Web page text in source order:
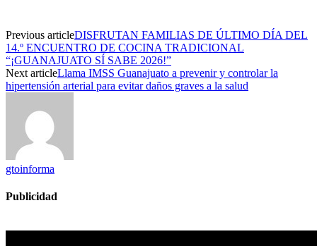
Previous articleDISFRUTAN FAMILIAS DE ÚLTIMO DÍA DEL
14.º ENCUENTRO DE COCINA TRADICIONAL
“¡GUANAJUATO SÍ SABE 2026!”
Next articleLlama IMSS Guanajuato a prevenir y controlar la
hipertensión arterial para evitar daños graves a la salud
gtoinforma
Publicidad